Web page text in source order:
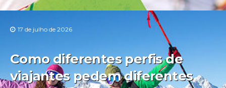
17 de julho de 2026
Como diferentes perfis de
viajantes pedem diferentes